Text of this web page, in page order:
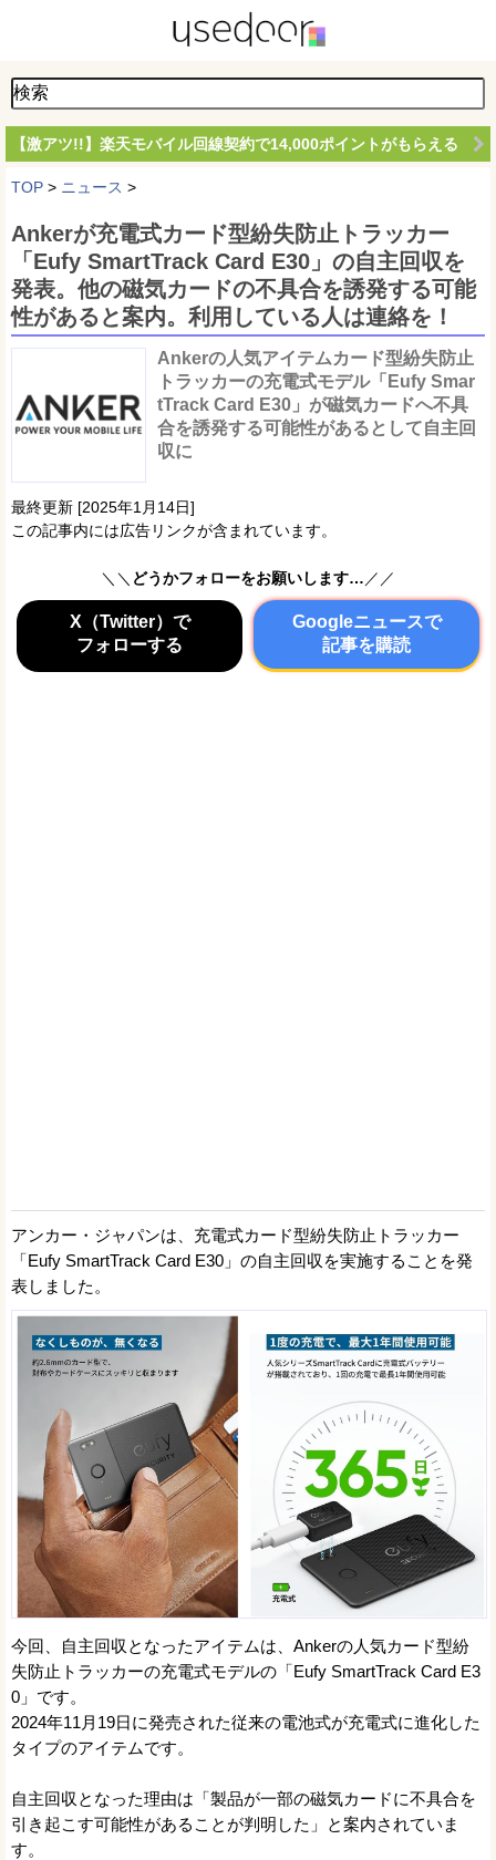
【激アツ!!】楽天モバイル回線契約で14,000ポイントがもらえる
TOP > ニュース >
Ankerが充電式カード型紛失防止トラッカー
「Eufy SmartTrack Card E30」の自主回収を
発表。他の磁気カードの不具合を誘発する可能
性があると案内。利用している人は連絡を！
Ankerの人気アイテムカード型紛失防止
トラッカーの充電式モデル「Eufy Smar
tTrack Card E30」が磁気カードへ不具
合を誘発する可能性があるとして自主回
収に
最終更新 [2025年1月14日]
この記事内には広告リンクが含まれています。
＼＼ どうかフォローをお願いします… ／／
X（Twitter）で
フォローする
Googleニュースで
記事を購読
アンカー・ジャパンは、充電式カード型紛失防止トラッカー
「Eufy SmartTrack Card E30」の自主回収を実施することを発
表しました。
今回、自主回収となったアイテムは、Ankerの人気カード型紛
失防止トラッカーの充電式モデルの「Eufy SmartTrack Card E3
0」です。
2024年11月19日に発売された従来の電池式が充電式に進化した
タイプのアイテムです。
自主回収となった理由は「製品が一部の磁気カードに不具合を
引き起こす可能性があることが判明した」と案内されていま
す。